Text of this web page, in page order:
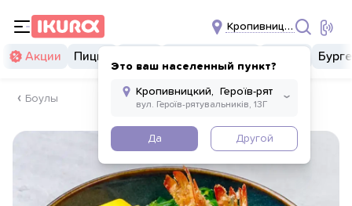
Это ваш населенный пункт?
Да Другой
Акции Пицца
Боулы